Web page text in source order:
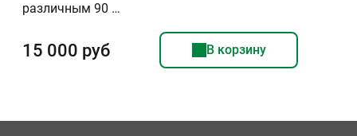
различным 90 …
15 000 руб В корзину